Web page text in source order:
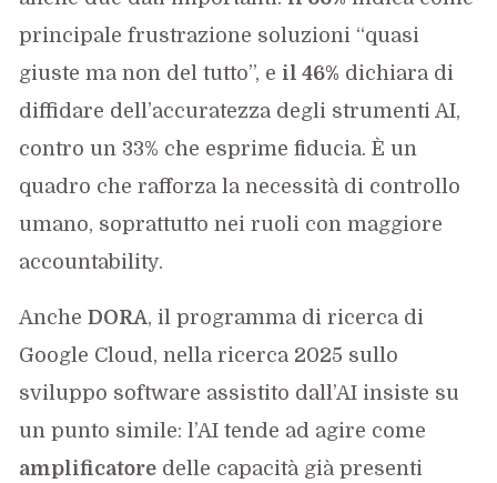
principale frustrazione soluzioni “quasi
giuste ma non del tutto”, e il 46% dichiara di
diffidare dell’accuratezza degli strumenti AI,
contro un 33% che esprime fiducia. È un
quadro che rafforza la necessità di controllo
umano, soprattutto nei ruoli con maggiore
accountability.
AncheDORA, il programma di ricerca di
Google Cloud, nella ricerca 2025 sullo
sviluppo software assistito dall’AI insiste su
un punto simile: l’AI tende ad agire come
amplificatore delle capacità già presenti